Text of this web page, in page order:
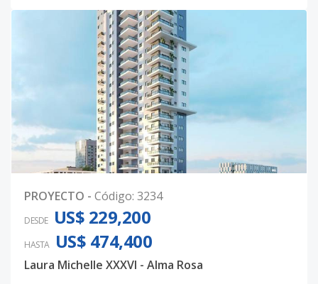
PROYECTO - Código: 3234
DESDE US$ 229,200
HASTA US$ 474,400
Laura Michelle XXXVI - Alma Rosa